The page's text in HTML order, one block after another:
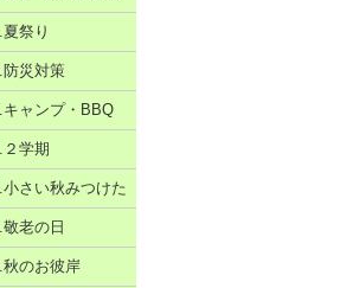
祭り
防災対策
キャンプ・BBQ
２学期
小さい秋みつけた
敬老の日
秋のお彼岸